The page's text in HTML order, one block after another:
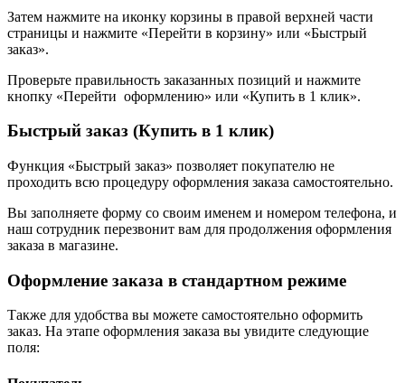
Затем нажмите на иконку корзины в правой верхней части
страницы и нажмите «Перейти в корзину» или «Быстрый
заказ».
Проверьте правильность заказанных позиций и нажмите
кнопку «Перейти оформлению» или «Купить в 1 клик».
Быстрый заказ (Купить в 1 клик)
Функция «Быстрый заказ» позволяет покупателю не
проходить всю процедуру оформления заказа самостоятельно.
Вы заполняете форму со своим именем и номером телефона, и
наш сотрудник перезвонит вам для продолжения оформления
заказа в магазине.
Оформление заказа в стандартном режиме
Также для удобства вы можете самостоятельно оформить
заказ. На этапе оформления заказа вы увидите следующие
поля: